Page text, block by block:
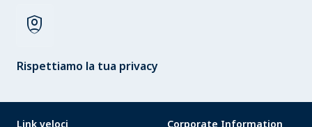
shield_person
Rispettiamo la tua privacy
Link veloci Corporate Information